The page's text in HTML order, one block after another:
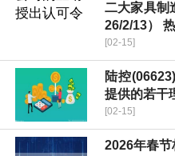
二大家具制
26/2/13）
[02-15]
陆控
提供的若干
[02-15]
2026年春